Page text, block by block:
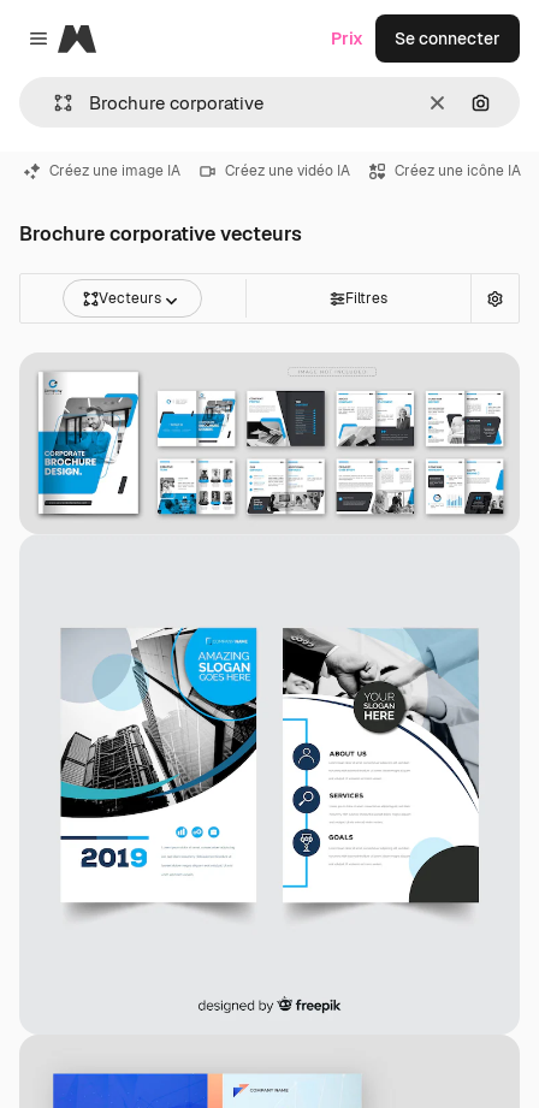
Close menu
Magnific
Effacer
Prix Se connecter
Créez une image IA Créez une vidéo IA Créez une icône IA
Brochure corporative vecteurs
Vecteurs Filtres